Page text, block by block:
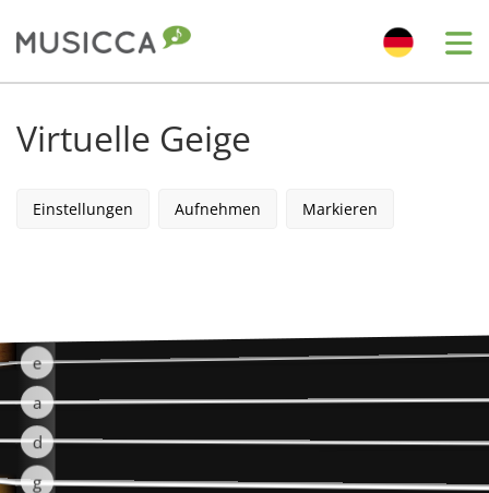
Virtuelle Geige
Einstellungen Aufnehmen Markieren
e
a
d
g